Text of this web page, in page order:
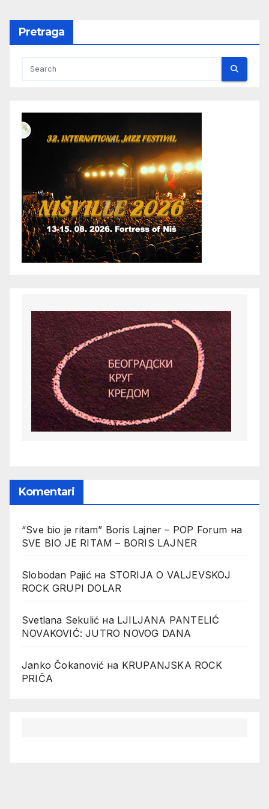
Pretraga
Komentari
“Sve bio je ritam” Boris Lajner – POP Forum на
SVE BIO JE RITAM – BORIS LAJNER
Slobodan Pajićна STORIJA O VALJEVSKOJ
ROCK GRUPI DOLAR
Svetlana Sekulić на LJILJANA PANTELIĆ
NOVAKOVIĆ: JUTRO NOVOG DANA
Janko Čokanović на KRUPANJSKA ROCK
PRIČA